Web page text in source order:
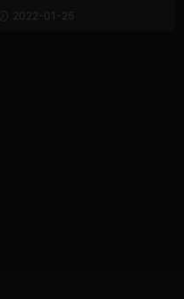
场模板 Fantasy Magic Dime
nsion Logo
2022-01-25